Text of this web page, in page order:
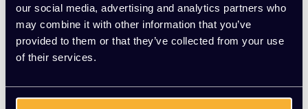
our social media, advertising and analytics partners who
may combine it with other information that you’ve
provided to them or that they’ve collected from your use
of their services.
TOEVOEGEN AAN
WINKELWAGEN
(12,10 Incl. btw)